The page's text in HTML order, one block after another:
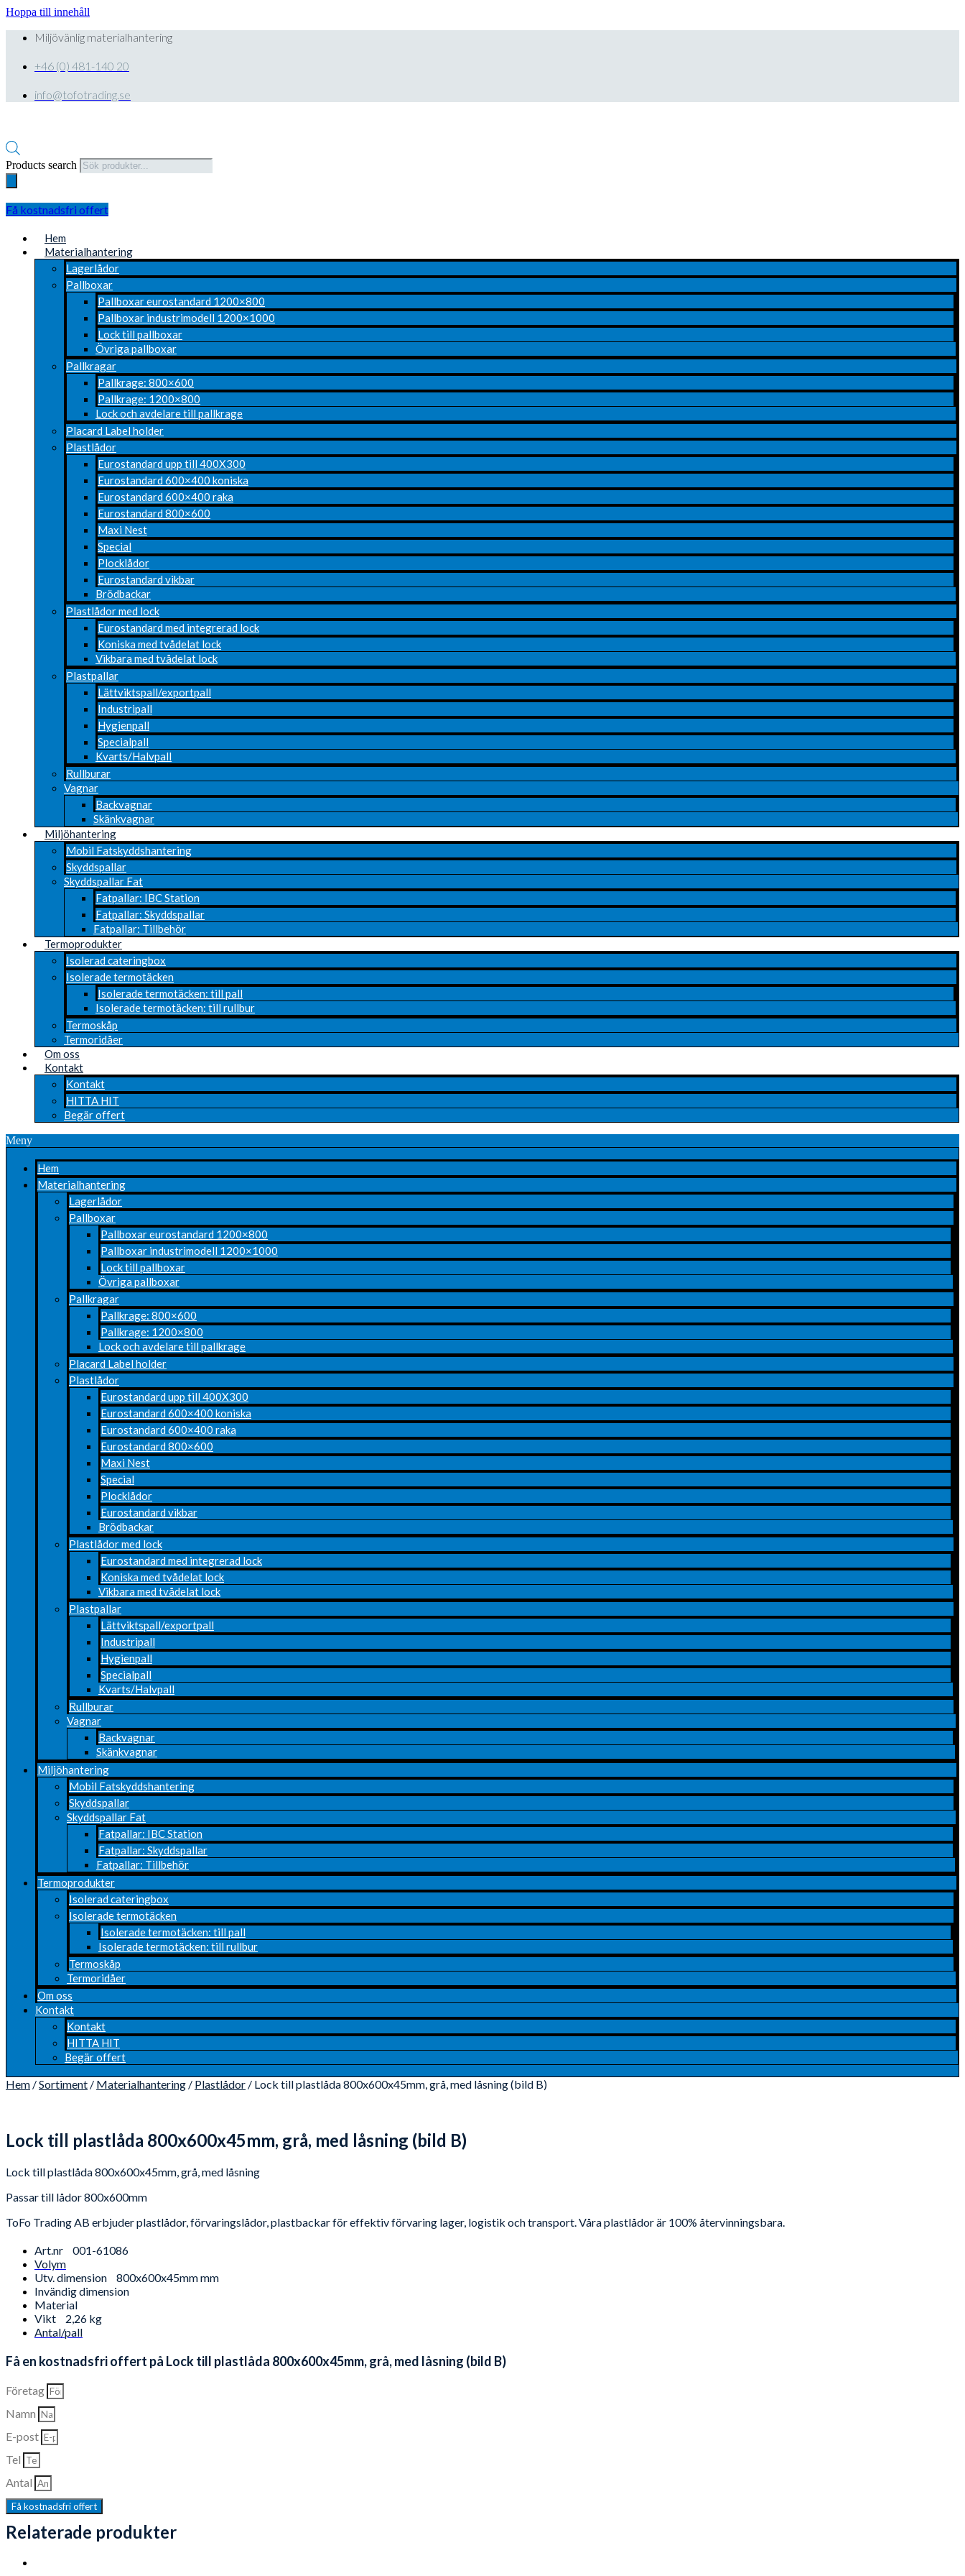
Hoppa till innehåll
Miljövänlig materialhantering
+46 (0) 481-140 20
info@tofotrading.se
Products search
Få kostnadsfri offert
Hem
Materialhantering
Lagerlådor
Pallboxar
Pallboxar eurostandard 1200×800
Pallboxar industrimodell 1200×1000
Lock till pallboxar
Övriga pallboxar
Pallkragar
Pallkrage: 800×600
Pallkrage: 1200×800
Lock och avdelare till pallkrage
Placard Label holder
Plastlådor
Eurostandard upp till 400X300
Eurostandard 600×400 koniska
Eurostandard 600×400 raka
Eurostandard 800×600
Maxi Nest
Special
Plocklådor
Eurostandard vikbar
Brödbackar
Plastlådor med lock
Eurostandard med integrerad lock
Koniska med tvådelat lock
Vikbara med tvådelat lock
Plastpallar
Lättviktspall/exportpall
Industripall
Hygienpall
Specialpall
Kvarts/Halvpall
Rullburar
Vagnar
Backvagnar
Skänkvagnar
Miljöhantering
Mobil Fatskyddshantering
Skyddspallar
Skyddspallar Fat
Fatpallar: IBC Station
Fatpallar: Skyddspallar
Fatpallar: Tillbehör
Termoprodukter
Isolerad cateringbox
Isolerade termotäcken
Isolerade termotäcken: till pall
Isolerade termotäcken: till rullbur
Termoskåp
Termoridåer
Om oss
Kontakt
Kontakt
HITTA HIT
Begär offert
Meny
Hem
Materialhantering
Lagerlådor
Pallboxar
Pallboxar eurostandard 1200×800
Pallboxar industrimodell 1200×1000
Lock till pallboxar
Övriga pallboxar
Pallkragar
Pallkrage: 800×600
Pallkrage: 1200×800
Lock och avdelare till pallkrage
Placard Label holder
Plastlådor
Eurostandard upp till 400X300
Eurostandard 600×400 koniska
Eurostandard 600×400 raka
Eurostandard 800×600
Maxi Nest
Special
Plocklådor
Eurostandard vikbar
Brödbackar
Plastlådor med lock
Eurostandard med integrerad lock
Koniska med tvådelat lock
Vikbara med tvådelat lock
Plastpallar
Lättviktspall/exportpall
Industripall
Hygienpall
Specialpall
Kvarts/Halvpall
Rullburar
Vagnar
Backvagnar
Skänkvagnar
Miljöhantering
Mobil Fatskyddshantering
Skyddspallar
Skyddspallar Fat
Fatpallar: IBC Station
Fatpallar: Skyddspallar
Fatpallar: Tillbehör
Termoprodukter
Isolerad cateringbox
Isolerade termotäcken
Isolerade termotäcken: till pall
Isolerade termotäcken: till rullbur
Termoskåp
Termoridåer
Om oss
Kontakt
Kontakt
HITTA HIT
Begär offert
Hem /Sortiment / Materialhantering / Plastlådor / Lock till plastlåda 800x600x45mm, grå, med låsning (bild B)
Lock till plastlåda 800x600x45mm, grå, med låsning (bild B)
Lock till plastlåda 800x600x45mm, grå, med låsning
Passar till lådor 800x600mm
ToFo Trading AB erbjuder plastlådor, förvaringslådor, plastbackar för effektiv förvaring lager, logistik och transport. Våra plastlådor är 100% återvinningsbara.
Art.nr
001-61086
Volym
Utv. dimension
800x600x45mm mm
Invändig dimension
Material
Vikt
2,26 kg
Antal/pall
Få en kostnadsfri offert på Lock till plastlåda 800x600x45mm, grå, med låsning (bild B)
Företag
Namn
E-post
Tel
Antal
Få kostnadsfri offert
Relaterade produkter